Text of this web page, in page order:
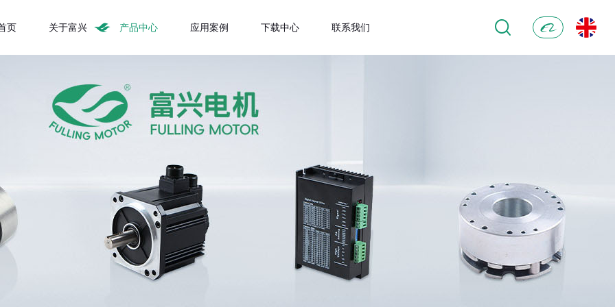
页 关于富兴 产品中心 应用案例 下载中心 联系我们
阿